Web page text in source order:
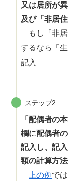
又は居所が
及び「非居
もし「非居
するなら「
記入
ステップ2
「配偶者の
欄に配偶者
記入し、記
額の計算方
上の例 で